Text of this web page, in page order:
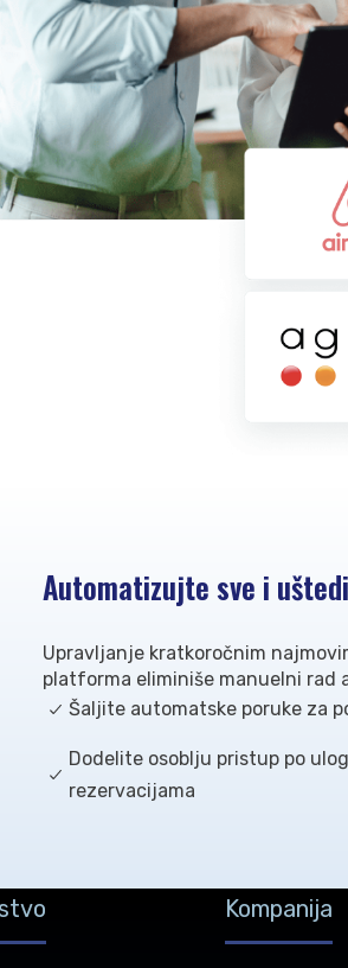
Automatizujte sve i
Upravljanje kratkoročnim
platforma eliminiše manuelni rad
Šaljite automatske poruke za
Dodelite osoblju pristup po
rezervacijama
Kompanija